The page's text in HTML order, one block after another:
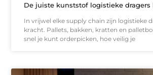
De juiste kunststof logistieke dragers
In vrijwel elke supply chain zijn logistieke
kracht. Pallets, bakken, kratten en
snel je kunt orderpicken, hoe veilig je